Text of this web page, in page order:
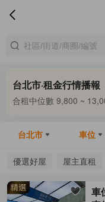
台北市·租金行情播報
合租中位數 9,800 ~
台北市 車位
優選好屋 屋主直租
車